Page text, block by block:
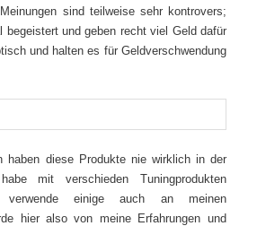
sind teilweise sehr kontrovers;
begeistert und geben recht viel Geld dafür
und halten es für Geldverschwendung
haben diese Produkte nie wirklich in der
mit verschieden Tuningprodukten
verwende einige auch an meinen
hier also von meine Erfahrungen und